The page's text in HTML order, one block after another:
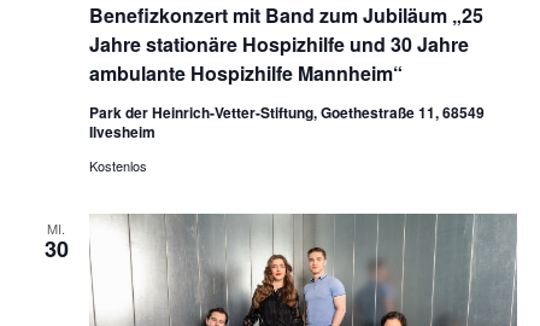
Benefizkonzert mit Band zum Jubiläum „25
Jahre stationäre Hospizhilfe und 30 Jahre
ambulante Hospizhilfe Mannheim“
Park der Heinrich-Vetter-Stiftung, Goethestraße 11, 68549
Ilvesheim
Kostenlos
MI.
30